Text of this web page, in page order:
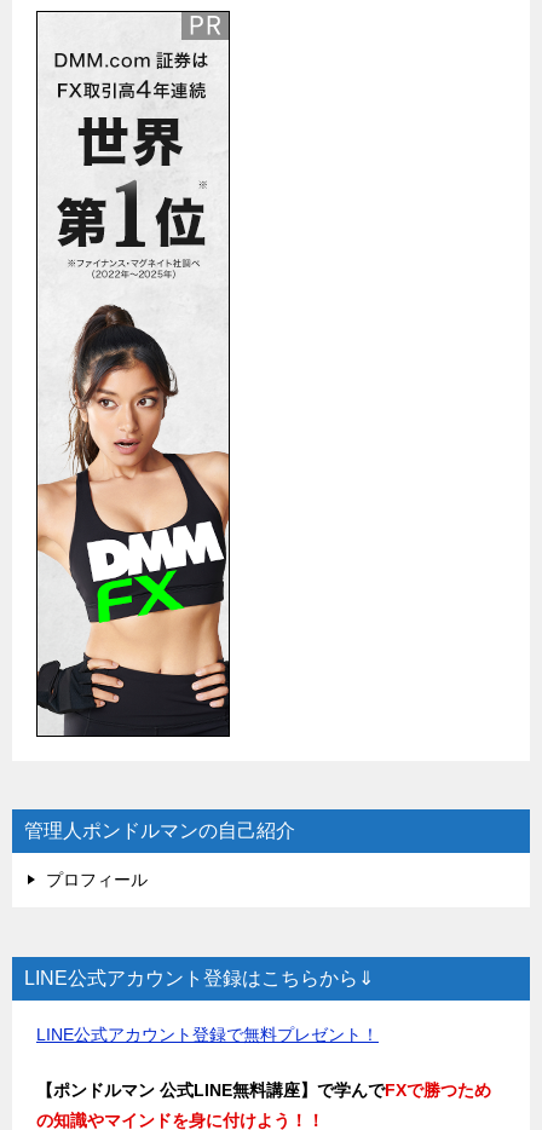
管理人ポンドルマンの自己紹介
プロフィール
LINE公式アカウント登録はこちらから⇓
LINE公式アカウント登録で無料プレゼント！
【ポンドルマン 公式LINE無料講座】で学んでFXで勝つため
の知識やマインドを身に付けよう！！